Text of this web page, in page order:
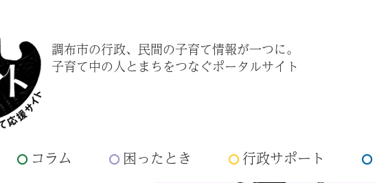
調布市の行政、民間の子育て情報が一つに。
子育て中の人とまちをつなぐポータルサイト
コラム 困ったとき 行政サポート